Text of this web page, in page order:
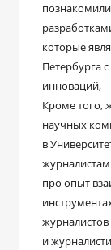
которые
Петербурга
инноваций,
Кроме того,
научных
в
про опыт
и